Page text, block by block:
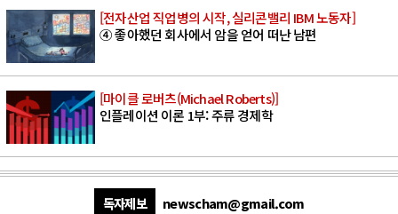
[전자산업 직업병의 시작, 실리콘밸리 IBM 노동자]
④ 좋아했던 회사에서 암을 얻어 떠난 남편
[마이클 로버츠(Michael Roberts)]
인플레이션 이론 1부: 주류 경제학
독자제보 newscham@gmail.com